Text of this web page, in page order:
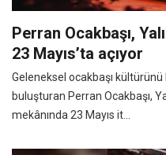
Perran Ocakbaşı,
23 Mayıs’ta açıyor
Geleneksel ocakbaşı
buluşturan Perran Ocakbaşı,
mekânında 23 Mayıs it...